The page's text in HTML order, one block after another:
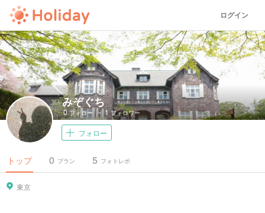
ログイン
みぞぐち
0フォロー 1フォロワー
フォロー
トップ プラン
0 フォトレポ
5
東京